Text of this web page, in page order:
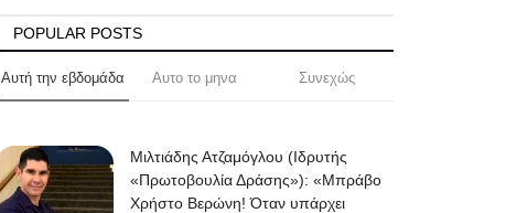
POPULAR POSTS
Αυτή την εβδομάδα Αυτο το μηνα Συνεχώς
Μιλτιάδης Ατζαμόγλου (Ιδρυτής
«Πρωτοβουλία Δράσης»): «Μπράβο
Χρήστο Βερώνη! Όταν υπάρχει